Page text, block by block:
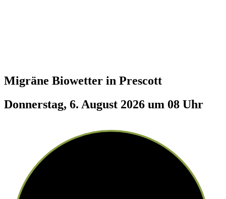
Migräne Biowetter in Prescott
Donnerstag, 6. August 2026 um 08 Uhr